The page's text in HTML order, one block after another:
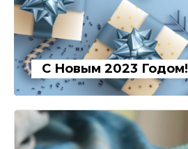
С Новым 2023 Годом!